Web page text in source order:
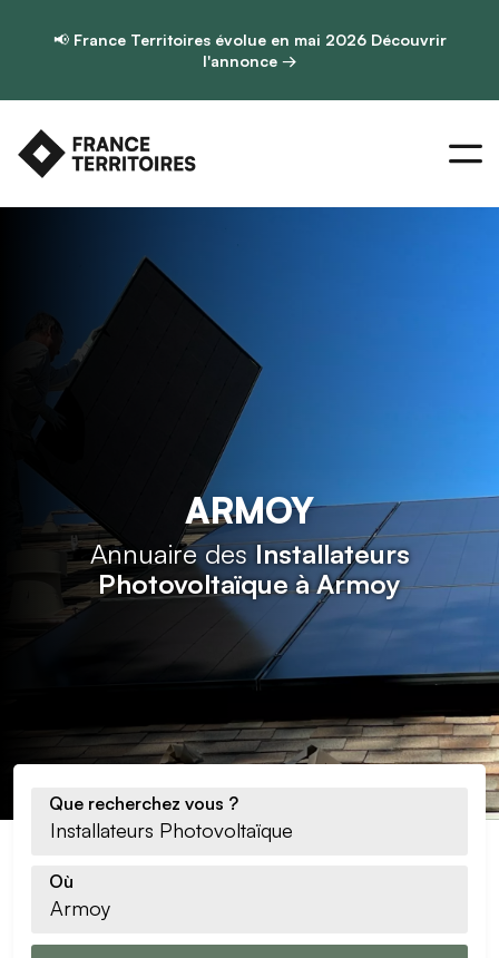
📢 France Territoires évolue en mai 2026 Découvrir
l'annonce →
ARMOY
Annuaire des Installateurs
Photovoltaïque à Armoy
Que recherchez vous ?
Où